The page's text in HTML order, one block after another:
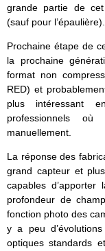
grande partie de
(sauf pour l’épaulière).
Prochaine étape de
la prochaine
format non
RED) et
plus intéressant
professionnels
manuellement.
La réponse des
grand capteur et
capables
profondeur de
fonction photo des
y a peu
optiques standards